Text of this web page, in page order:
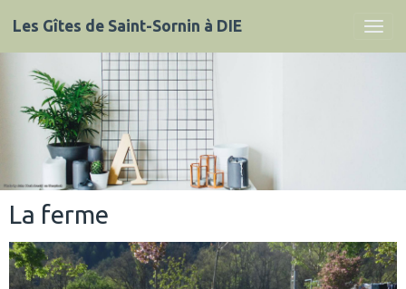
Les Gîtes de Saint-Sornin à DIE
La ferme